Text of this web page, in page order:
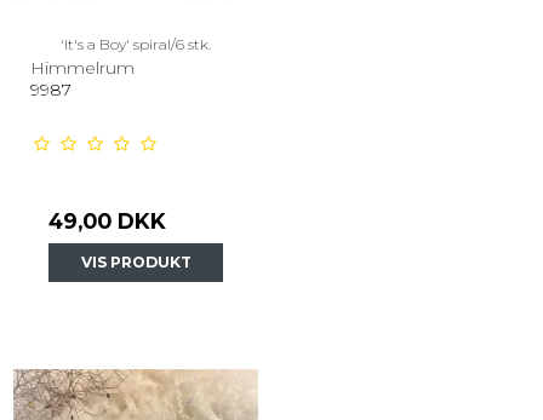
'It's a Boy' spiral/6 stk.
Himmelrum
9987
49,00 DKK
VIS PRODUKT